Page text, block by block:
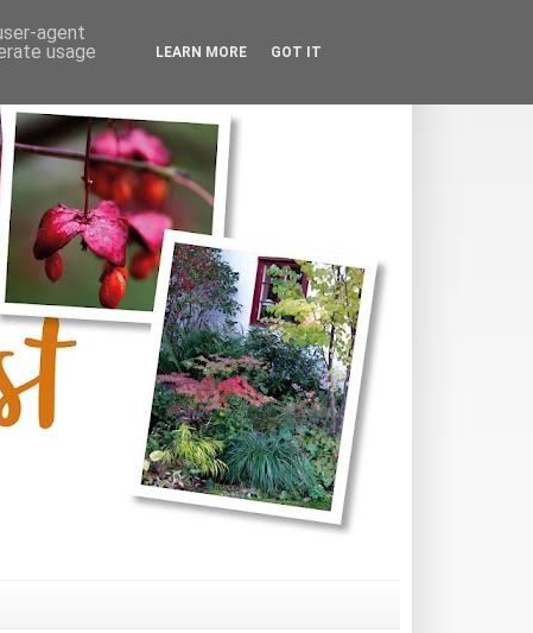
agent
usage
LEARN MORE GOT IT